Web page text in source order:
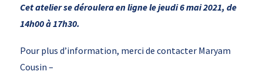
Cet atelier se déroulera en ligne le jeudi 6 mai 2021, de
14h00 à 17h30.
Pour plus d’information, merci de contacter Maryam
Cousin –